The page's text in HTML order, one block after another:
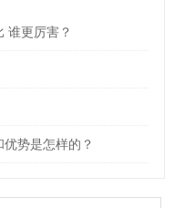
谁更厉害？
势是怎样的？